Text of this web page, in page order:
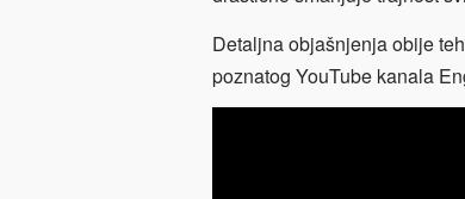
Detaljna objašnjenja obije
poznatog YouTube kanala